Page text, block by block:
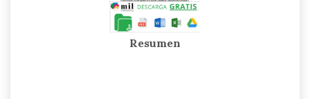
Resumen